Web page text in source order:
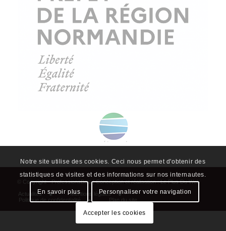
Notre site utilise des cookies. Ceci nous permet d'obtenir des
statistiques de visites et des informations sur nos internautes.
En savoir plus Personnaliser votre navigation
Accepter les cookies